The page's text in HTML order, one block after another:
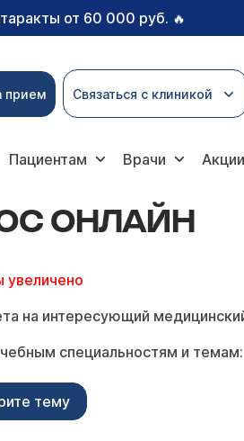
от 60 000 руб. 🔥
прием Связаться с клиникой
Пациентам Врачи Акции
ОНЛАЙН
увеличено
на интересующий
специальностям и темам:
тему